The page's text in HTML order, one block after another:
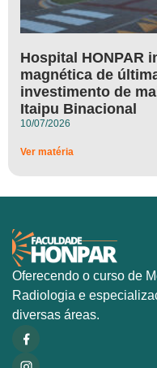
Hospital HONPAR
magnética de
investimento de
Itaipu Binacional
10/07/2026
Ver matéria
Oferecendo o curso de
Radiologia e
diversas áreas.